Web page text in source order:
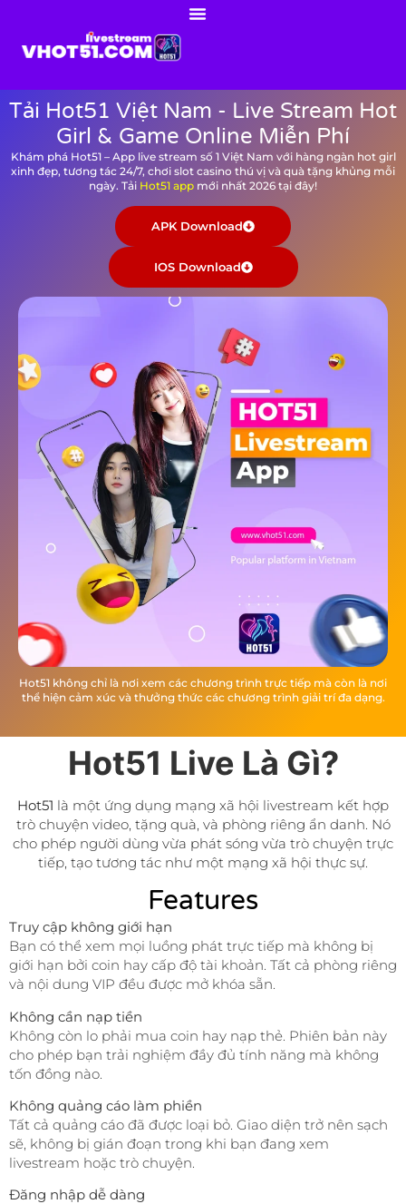
Tải Hot51 Việt Nam - Live Stream Hot
Girl & Game Online Miễn Phí
Khám phá Hot51 – App live stream số 1 Việt Nam với hàng ngàn hot girl
xinh đẹp, tương tác 24/7, chơi slot casino thú vị và quà tặng khủng mỗi
ngày. Tải Hot51 app mới nhất 2026 tại đây!
APK Download
IOS Download
Hot51 không chỉ là nơi xem các chương trình trực tiếp mà còn là nơi
thể hiện cảm xúc và thưởng thức các chương trình giải trí đa dạng.
Hot51 Live Là Gì?
Hot51 là một ứng dụng mạng xã hội livestream kết hợp
trò chuyện video, tặng quà, và phòng riêng ẩn danh. Nó
cho phép người dùng vừa phát sóng vừa trò chuyện trực
tiếp, tạo tương tác như một mạng xã hội thực sự.
Features
Truy cập không giới hạn
Bạn có thể xem mọi luồng phát trực tiếp mà không bị
giới hạn bởi coin hay cấp độ tài khoản. Tất cả phòng riêng
và nội dung VIP đều được mở khóa sẵn.
Không cần nạp tiền
Không còn lo phải mua coin hay nạp thẻ. Phiên bản này
cho phép bạn trải nghiệm đầy đủ tính năng mà không
tốn đồng nào.
Không quảng cáo làm phiền
Tất cả quảng cáo đã được loại bỏ. Giao diện trở nên sạch
sẽ, không bị gián đoạn trong khi bạn đang xem
livestream hoặc trò chuyện.
Đăng nhập dễ dàng